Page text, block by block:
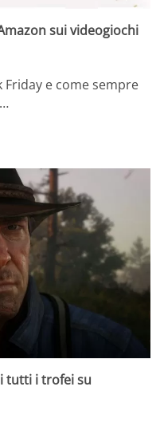
sui videogiochi
Friday e come sempre
tutti i trofei su